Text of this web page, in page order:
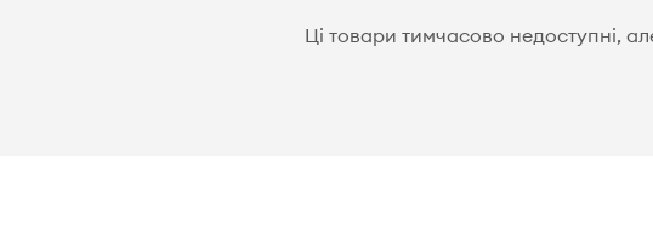
Ці товари тимчасово недоступні,